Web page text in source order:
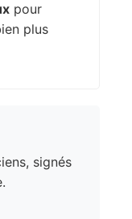
pour
plus
signés